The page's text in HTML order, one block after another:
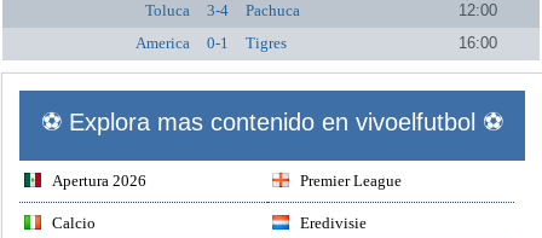
Toluca
3-4 Pachuca
12:00
America
0-1 Tigres 16:00
⚽ Explora mas contenido en vivoelfutbol ⚽
Apertura 2026 Premier League
Calcio Eredivisie